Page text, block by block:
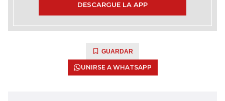
DESCARGUE LA APP
GUARDAR
UNIRSE A WHATSAPP